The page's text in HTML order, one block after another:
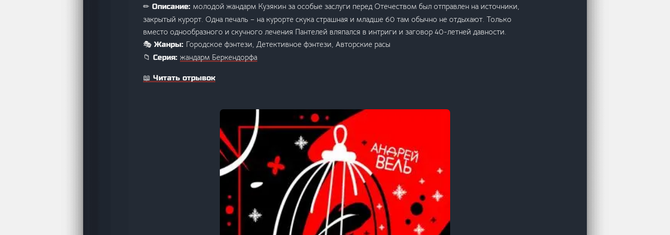
✏ Описание: молодой жандарм Кузякин за особые заслуги перед Отечеством был отправлен на источники,
закрытый курорт. Одна печаль – на курорте скука страшная и младше 60 там обычно не отдыхают. Только
вместо однообразного и скучного лечения Пантелей вляпался в интриги и заговор 40-летней давности.
🎭 Жанры: Городское фэнтези, Детективное фэнтези, Авторские расы
📁 Серия: жандарм Беркендорфа
📖 Читать отрывок